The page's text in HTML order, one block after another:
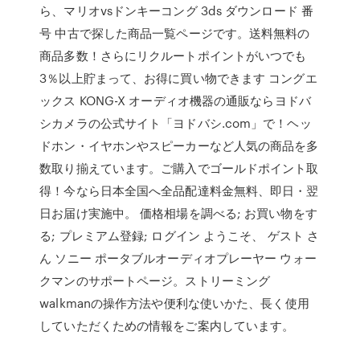
ら、マリオvsドンキーコング 3ds ダウンロード 番
号 中古で探した商品一覧ページです。送料無料の
商品多数！さらにリクルートポイントがいつでも
3％以上貯まって、お得に買い物できます コングエ
ックス KONG-X オーディオ機器の通販ならヨドバ
シカメラの公式サイト「ヨドバシ.com」で！ヘッ
ドホン・イヤホンやスピーカーなど人気の商品を多
数取り揃えています。ご購入でゴールドポイント取
得！今なら日本全国へ全品配達料金無料、即日・翌
日お届け実施中。 価格相場を調べる; お買い物をす
る; プレミアム登録; ログイン ようこそ、 ゲスト さ
ん ソニー ポータブルオーディオプレーヤー ウォー
クマンのサポートページ。ストリーミング
walkmanの操作方法や便利な使いかた、長く使用
していただくための情報をご案内しています。